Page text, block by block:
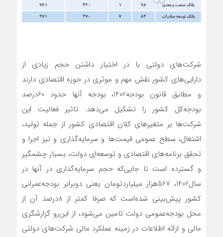
شرکت‌های دولتی با در اختیار داشتن حجم زیادی از
دارایی‌های کشور نقش مهم و موثری در حوزه اقتصادی دارند
و مطابق قانون بودجه‌1402، بودجه ‌آنها حدود 60‌درصد
بودجه‌کل کشور را تشکیل می‌دهد. تاثیر فعالیت این
شرکت‌ها بر متغیرهای کلان اقتصادی کشور از جمله تولید،
اشتغال، سطح عمومی قیمت‌ها و سرمایه‌گذاری و نیز اجرا و
تحقق برنامه‌های اقتصادی و توسعه‌‌‌‌‌ای دولت، بسیار چشمگیر
و گسترده است تا جایی‌که حجم سرمایه‌گذاری در آنها در
سال‌1402، 567‌هزار‌ میلیارد‌تومان یعنی دو‌برابر بودجه‌عمرانی
کشور پیش‌بینی شده‌است که صرفا کمتر از 8‌درصد آن از
محل بودجه‌عمومی دولت تامین می‌شود، از این‌رو گزارشگری
مالی و ارائه اطلاعات در زمینه عملکرد مالی شرکت‌های دولتی